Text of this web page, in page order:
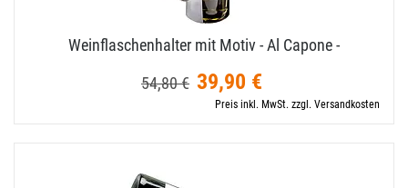
Weinflaschenhalter mit Motiv - Al Capone -
54,80 € 39,90 €
Preis inkl. MwSt. zzgl. Versandkosten